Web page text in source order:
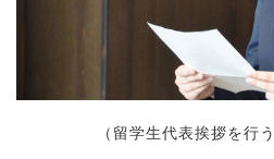
（留学生代表挨拶を行